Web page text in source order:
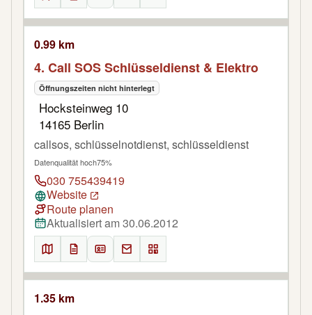
0.99 km
4. Call SOS Schlüsseldienst & Elektro
Öffnungszeiten nicht hinterlegt
Hocksteinweg 10
14165 Berlin
callsos, schlüsselnotdienst, schlüsseldienst
Datenqualität hoch75%
030 755439419
Website
Route planen
Aktualisiert am 30.06.2012
1.35 km